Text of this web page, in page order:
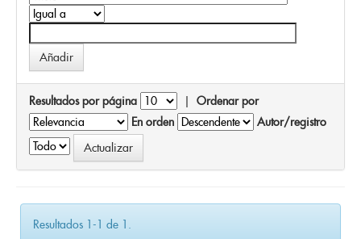
Resultados por página | Ordenar por
En orden
Autor/registro
Resultados 1-1 de 1.